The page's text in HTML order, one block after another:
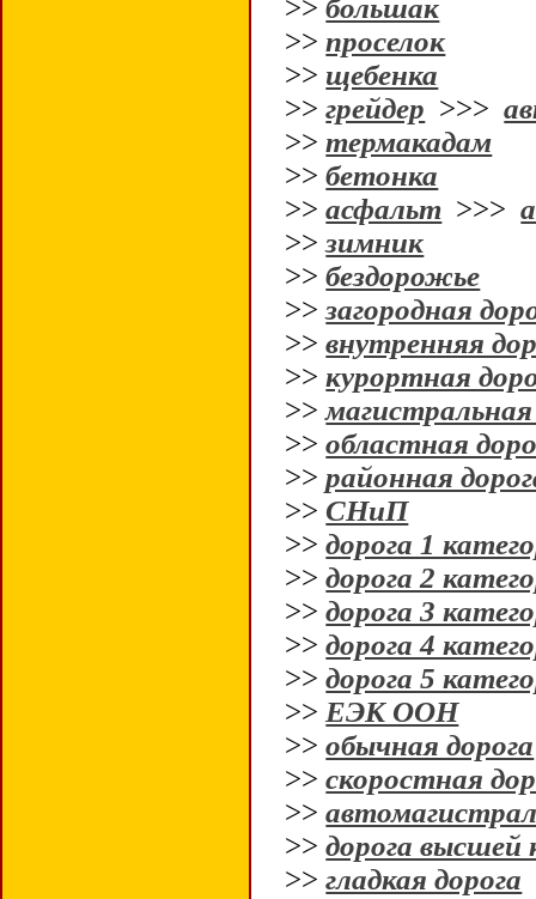
>>большак
>>проселок
>> щебенка
>>грейдер >>>
>>термакадам
>>бетонка
>>асфальт >>>
>>зимник
>>бездорожье
>>загородная
>>внутренняя
>>курортная
>>магистральная
>>областная
>>районная
>>СНиП
>>дорога 1
>>дорога 2
>>дорога 3
>>дорога 4
>>дорога 5
>> ЕЭК ООН
>>обычная дорога
>>скоростная
>>
>>дорога высшей
>>гладкая дорога